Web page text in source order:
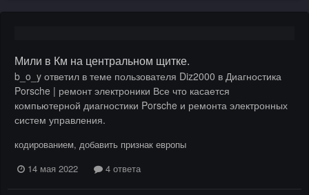
Мили в Км на центральном щитке.
b_o_y ответил в теме пользователя Diz2000 в Диагностика
Porsche | ремонт электроники Все что касается
компьютерной диагностики Porsche и ремонта электронных
систем управления.
кодированием, добавить признак европы
14 мая 2022
4 ответа